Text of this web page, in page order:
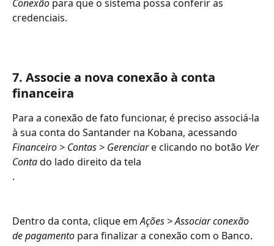
Conexão para que o sistema possa conferir as
credenciais.
7. Associe a nova conexão à conta
financeira
Para a conexão de fato funcionar, é preciso associá-la
à sua conta do Santander na Kobana, acessando
Financeiro > Contas > Gerenciar e clicando no botão Ver
Conta do lado direito da tela
.
Dentro da conta, clique em Ações > Associar conexão
de pagamento para finalizar a conexão com o Banco.